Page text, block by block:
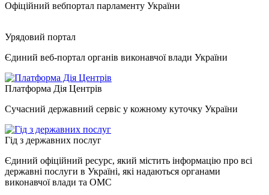
Офіційний вебпортал парламенту України
Урядовий портал
Єдиний веб-портал органів виконавчої влади України
Платформа Дія Центрів
Сучасний державний сервіс у кожному куточку України
Гід з державних послуг
Єдиний офіційний ресурс, який містить інформацію про всі
державні послуги в Україні, які надаються органами
виконавчої влади та ОМС